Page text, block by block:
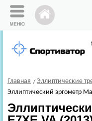
Главная Эллиптические
Эллиптический эргометр